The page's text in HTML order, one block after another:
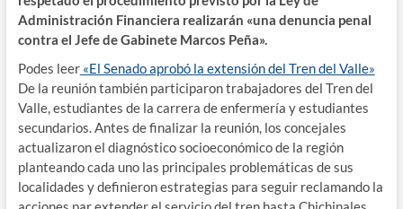
Administración Financiera realizarán «una denuncia penal
contra el Jefe de Gabinete Marcos Peña».
Podes leer«El Senado aprobó la extensión del Tren del Valle»
De la reunión también participaron trabajadores del Tren del
Valle, estudiantes de la carrera de enfermería y estudiantes
secundarios. Antes de finalizar la reunión, los concejales
actualizaron el diagnóstico socioeconómico de la región
planteando cada uno las principales problemáticas de sus
localidades y definieron estrategias para seguir reclamando la